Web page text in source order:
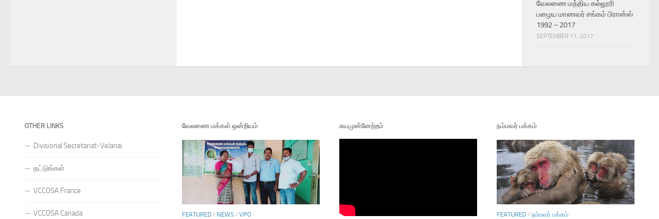
வேலணை மத்திய கல்லூரி
பழைய மாணவர் சங்கம் பிரான்ஸ்
1992 – 2017
SEPTEMBER 17, 2017
OTHER LINKS
Divisional Secretariat-Velanai
தட்டுங்கள்
VCCOSA France
VCCOSA Canada
வேலணை மக்கள் ஒன்றியம்
FEATURED/ NEWS/ VPO
சுயமுன்னேற்றம் நம்மவர் பக்கம்
FEATURED/ நம்மவர் பக்கம்